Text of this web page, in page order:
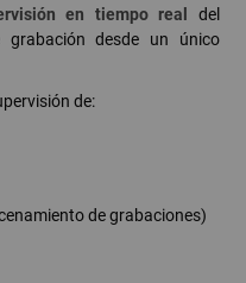
en tiempo real
del
grabación desde un único
de:
de grabaciones)